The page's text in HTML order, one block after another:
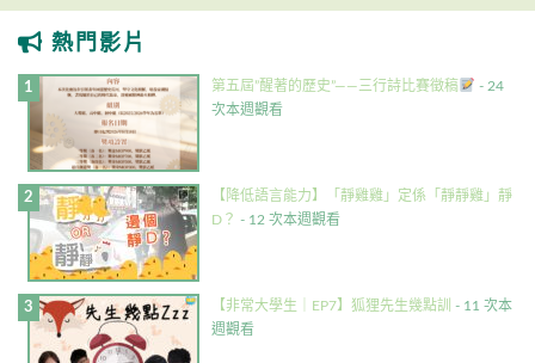
熱門影片
第五屆”醒著的歷史”——三行詩比賽徵稿
- 24
次本週觀看
【降低語言能力】「靜雞雞」定係「靜靜雞」靜
D？ - 12 次本週觀看
【非常大學生｜EP7】狐狸先生幾點訓 - 11 次本
週觀看